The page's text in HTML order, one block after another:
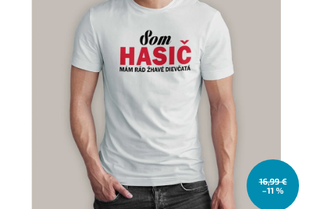
hviezdičiek.
16,99 €
–11 %